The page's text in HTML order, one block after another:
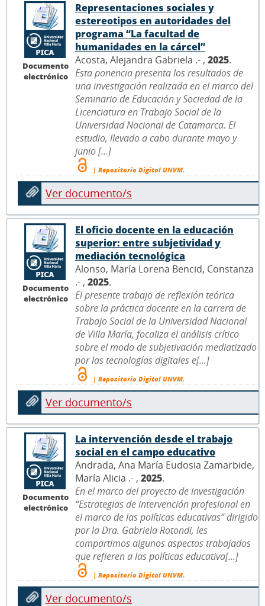
Documento
electrónico
Representaciones sociales y
estereotipos en autoridades del
programa “La facultad de
humanidades en la cárcel”
Acosta, Alejandra Gabriela .- , 2025.
Esta ponencia presenta los resultados de
una investigación realizada en el marco del
Seminario de Educación y Sociedad de la
Licenciatura en Trabajo Social de la
Universidad Nacional de Catamarca. El
estudio, llevado a cabo durante mayo y
junio [...]
| Repositorio Digital UNVM.
Ver documento/s
Documento
electrónico
El oficio docente en la educación
superior: entre subjetividad y
mediación tecnológica
Alonso, María Lorena Bencid, Constanza
.- , 2025.
El presente trabajo de reflexión teórica
sobre la práctica docente en la carrera de
Trabajo Social de la Universidad Nacional
de Villa María, focaliza el análisis crítico
sobre el modo de subjetivación mediatizado
por las tecnologías digitales e[...]
| Repositorio Digital UNVM.
Ver documento/s
Documento
electrónico
La intervención desde el trabajo
social en el campo educativo
Andrada, Ana María Eudosia Zamarbide,
María Alicia .- , 2025.
En el marco del proyecto de investigación
“Estrategias de intervención profesional en
el marco de las políticas educativas” dirigido
por la Dra. Gabriela Rotondi, les
compartimos algunos aspectos trabajados
que refieren a las políticas educativa[...]
| Repositorio Digital UNVM.
Ver documento/s